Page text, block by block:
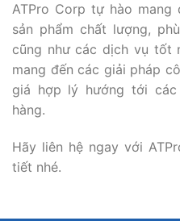
ATPro Corp tự hào mang
sản phẩm chất lượng,
cũng như các dịch vụ tốt
mang đến các giải pháp
giá hợp lý hướng tới
hàng.
Hãy liên hệ ngay với
tiết nhé.